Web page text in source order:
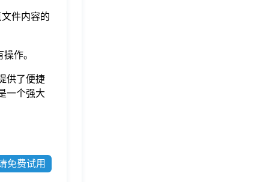
件内容的
作。
供了便捷
一个强大
免费试用